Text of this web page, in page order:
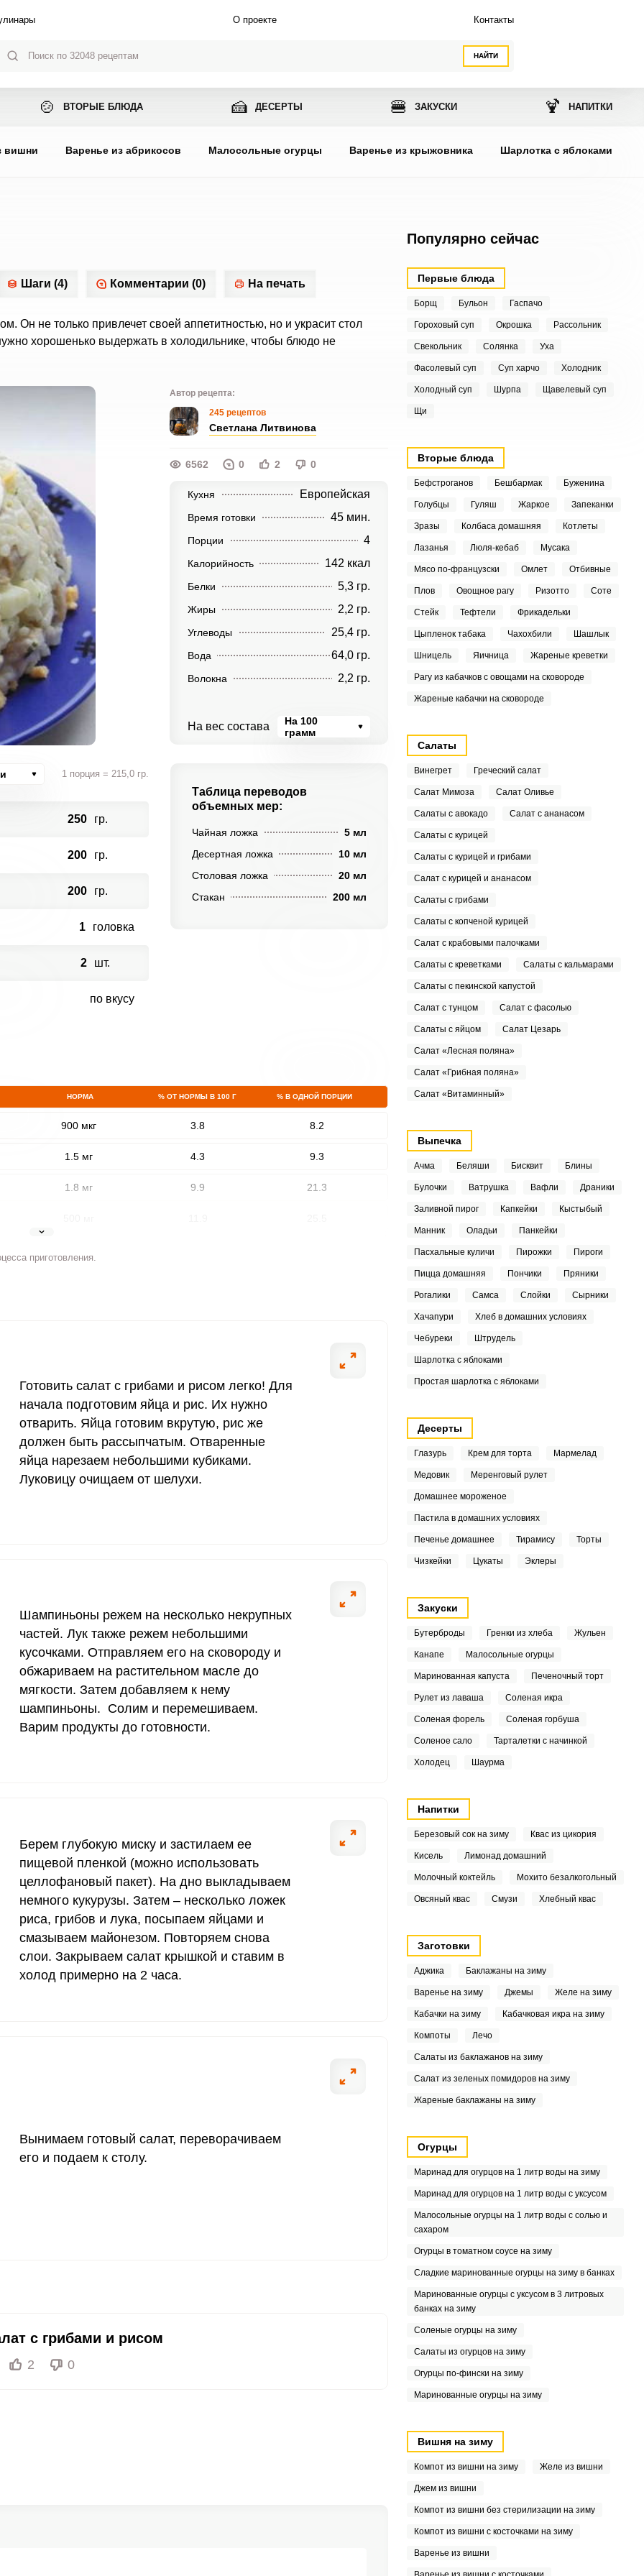
НАЙТИ
О проекте Контакты
🍲 ВТОРЫЕ БЛЮДА 🍰 ДЕСЕРТЫ 🍔 ЗАКУСКИ 🍹 НАПИТКИ
вишни Варенье из абрикосов Малосольные огурцы Варенье из крыжовника Шарлотка с яблоками
Шаги (4) Комментарии (0) На печать
Он не только привлечет своей аппетитностью, но и украсит стол
хорошенько выдержать в холодильнике, чтобы блюдо не
Автор рецепта:
245 рецептов
Светлана Литвинова
6562 0 2 0
Кухня Европейская
Время готовки 45 мин.
Порции 4
Калорийность 142 ккал
Белки 5,3 гр.
Жиры 2,2 гр.
Углеводы 25,4 гр.
Вода 64,0 гр.
Волокна 2,2 гр.
На вес состава
На 100
грамм
1 порция = 215,0 гр.
250 гр.
200 гр.
200 гр.
1 головка
2 шт.
по вкусу
Таблица переводов
объемных мер:
Чайная ложка
5 мл
Десертная ложка
10 мл
Столовая ложка
20 мл
Стакан
200 мл
НОРМА % ОТ НОРМЫ В 100 Г % В ОДНОЙ ПОРЦИИ
900 мкг 3.8 8.2
1.5 мг 4.3 9.3
1.8 мг 9.9 21.3
10 мкг 2.8
15 мг
50 мг 7.4
30 мг 98.8
400 мг 6.2
500 мг 9.6
150 мкг 5
10 мкг 56.4
2 мкг 20.6
50 мкг 8.5
приготовления.
Готовить салат с грибами и рисом легко! Для
начала подготовим яйца и рис. Их нужно
отварить. Яйца готовим вкрутую, рис же
должен быть рассыпчатым. Отваренные
яйца нарезаем небольшими кубиками.
Луковицу очищаем от шелухи.
Шампиньоны режем на несколько некрупных
частей. Лук также режем небольшими
кусочками. Отправляем его на сковороду и
обжариваем на растительном масле до
мягкости. Затем добавляем к нему
шампиньоны. Солим и перемешиваем.
Варим продукты до готовности.
Берем глубокую миску и застилаем ее
пищевой пленкой (можно использовать
целлофановый пакет). На дно выкладываем
немного кукурузы. Затем – несколько ложек
риса, грибов и лука, посыпаем яйцами и
смазываем майонезом. Повторяем снова
слои. Закрываем салат крышкой и ставим в
холод примерно на 2 часа.
Вынимаем готовый салат, переворачиваем
его и подаем к столу.
с грибами и рисом
2 0
Популярно сейчас
Первые блюда
Борщ Бульон Гаспачо
Гороховый суп Окрошка Рассольник
Свекольник Солянка Уха
Фасолевый суп Суп харчо Холодник
Холодный суп Шурпа Щавелевый суп
Щи
Вторые блюда
Бефстроганов Бешбармак Буженина
Голубцы Гуляш Жаркое Запеканки
Зразы Колбаса домашняя Котлеты
Лазанья Люля-кебаб Мусака
Мясо по-французски Омлет Отбивные
Плов Овощное рагу Ризотто Соте
Стейк Тефтели Фрикадельки
Цыпленок табака Чахохбили Шашлык
Шницель Яичница Жареные креветки
Рагу из кабачков с овощами на сковороде
Жареные кабачки на сковороде
Салаты
Винегрет Греческий салат
Салат Мимоза Салат Оливье
Салаты с авокадо Салат с ананасом
Салаты с курицей
Салаты с курицей и грибами
Салат с курицей и ананасом
Салаты с грибами
Салаты с копченой курицей
Салат с крабовыми палочками
Салаты с креветками Салаты с кальмарами
Салаты с пекинской капустой
Салат с тунцом Салат с фасолью
Салаты с яйцом Салат Цезарь
Салат «Лесная поляна»
Салат «Грибная поляна»
Салат «Витаминный»
Выпечка
Ачма Беляши Бисквит Блины
Булочки Ватрушка Вафли Драники
Заливной пирог Капкейки Кыстыбый
Манник Оладьи Панкейки
Пасхальные куличи Пирожки Пироги
Пицца домашняя Пончики Пряники
Рогалики Самса Слойки Сырники
Хачапури Хлеб в домашних условиях
Чебуреки Штрудель
Шарлотка с яблоками
Простая шарлотка с яблоками
Десерты
Глазурь Крем для торта Мармелад
Медовик Меренговый рулет
Домашнее мороженое
Пастила в домашних условиях
Печенье домашнее Тирамису Торты
Чизкейки Цукаты Эклеры
Закуски
Бутерброды Гренки из хлеба Жульен
Канапе Малосольные огурцы
Маринованная капуста Печеночный торт
Рулет из лаваша Соленая икра
Соленая форель Соленая горбуша
Соленое сало Тарталетки с начинкой
Холодец Шаурма
Напитки
Березовый сок на зиму Квас из цикория
Кисель Лимонад домашний
Молочный коктейль Мохито безалкогольный
Овсяный квас Смузи Хлебный квас
Заготовки
Аджика Баклажаны на зиму
Варенье на зиму Джемы Желе на зиму
Кабачки на зиму Кабачковая икра на зиму
Компоты Лечо
Салаты из баклажанов на зиму
Салат из зеленых помидоров на зиму
Жареные баклажаны на зиму
Огурцы
Маринад для огурцов на 1 литр воды на зиму
Маринад для огурцов на 1 литр воды с уксусом
Малосольные огурцы на 1 литр воды с солью и
сахаром
Огурцы в томатном соусе на зиму
Сладкие маринованные огурцы на зиму в банках
Маринованные огурцы с уксусом в 3 литровых
банках на зиму
Соленые огурцы на зиму
Салаты из огурцов на зиму
Огурцы по-фински на зиму
Маринованные огурцы на зиму
Вишня на зиму
Компот из вишни на зиму Желе из вишни
Джем из вишни
Компот из вишни без стерилизации на зиму
Компот из вишни с косточками на зиму
Варенье из вишни
ВХОД НА САЙТ РЕГИСТРАЦИЯ
Запомнить меня
ВХОД
ЕЩЕ НЕ ЗАРЕГИСТРИРОВАННЫ?
должен быть рассыпчатым. Отваренные яйца нарезаем небольшими
от шелухи.
2 ИЗ 4
с
обработки
соглашением